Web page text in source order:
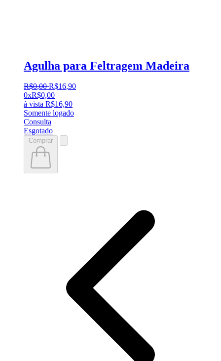
Agulha para Feltragem Madeira
R$0,00 R$16,90
0xR$0,00
à vista R$16,90
Somente logado
Consulta
Esgotado
Comprar